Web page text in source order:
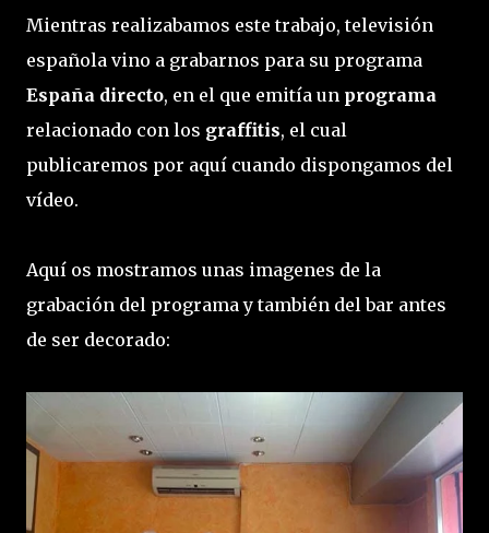
Mientras realizabamos este trabajo, televisión
española vino a grabarnos para su programa
España directo, en el que emitía un programa
relacionado con los graffitis, el cual
publicaremos por aquí cuando dispongamos del
vídeo.
Aquí os mostramos unas imagenes de la
grabación del programa y también del bar antes
de ser decorado: